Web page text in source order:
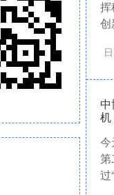
挥
创
机
今
第
过